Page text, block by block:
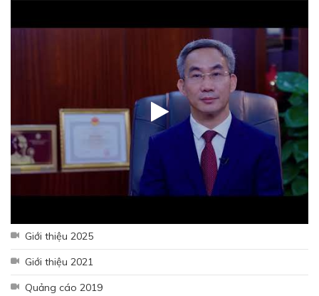
Giới thiệu 2025
Giới thiệu 2021
Quảng cáo 2019